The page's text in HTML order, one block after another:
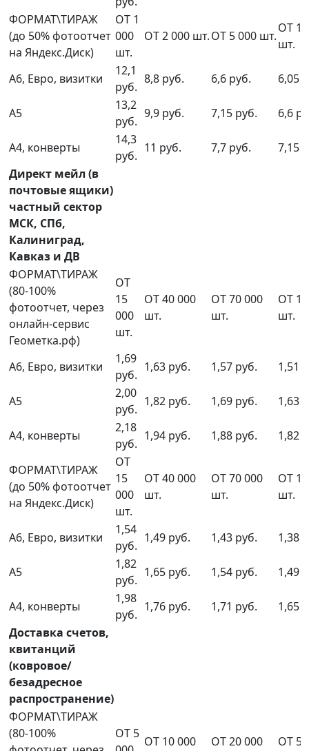
ФОРМАТ\ТИРАЖ
(до 50% фотоотчет
на Яндекс.Диск)
ОТ 1
000
шт.
ОТ 2 000 шт.ОТ 5 000 шт.
ОТ
шт.
А6, Евро, визитки
12,1
руб.
8,8 руб. 6,6 руб. 6,05
А5
13,2
руб.
9,9 руб. 7,15 руб. 6,6
А4, конверты
14,3
руб.
11 руб. 7,7 руб.
7,15
Директ мейл (в
почтовые ящики)
частный сектор
МСК, СПб,
Калиниград,
Кавказ и ДВ
ФОРМАТ\ТИРАЖ
(80-100%
фотоотчет, через
онлайн-сервис
Геометка.рф)
ОТ
15
000
шт.
ОТ 40 000
шт.
ОТ 70 000
шт.
ОТ
шт.
А6, Евро, визитки
1,69
руб.
1,63 руб. 1,57 руб. 1,51
А5
2,00
руб.
1,82 руб. 1,69 руб. 1,63
А4, конверты
2,18
руб.
1,94 руб. 1,88 руб. 1,82
ФОРМАТ\ТИРАЖ
(до 50% фотоотчет
на Яндекс.Диск)
ОТ
15
000
шт.
ОТ 40 000
шт.
ОТ 70 000
шт.
ОТ
шт.
А6, Евро, визитки
1,54
руб.
1,49 руб. 1,43 руб. 1,38
А5
1,82
руб.
1,65 руб. 1,54 руб. 1,49
А4, конверты
1,98
руб.
1,76 руб. 1,71 руб.
1,65
Доставка счетов,
квитанций
(ковровое/
безадресное
распространение)
ФОРМАТ\ТИРАЖ
(80-100%
ОТ 5
ОТ 10 000
ОТ 20 000
ОТ